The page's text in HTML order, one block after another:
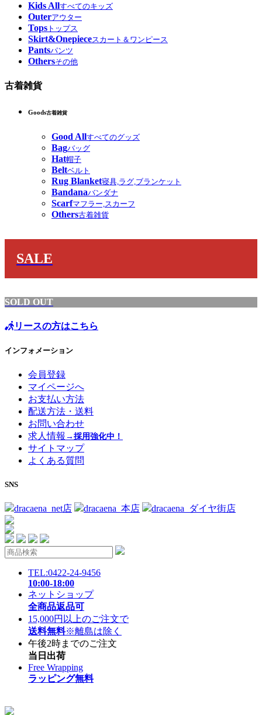
Kids Allすべてのキッズ
Outerアウター
Tops トップス
Skirt&Onepieceスカート＆ワンピース
Pantsパンツ
Othersその他
古着雑貨
Goods古着雑貨
Good Allすべてのグッズ
Bagバッグ
Hat帽子
Beltベルト
Rug Blanket寝具,ラグ,ブランケット
Bandanaバンダナ
Scarfマフラー,スカーフ
Others古着雑貨
SALE
SOLD OUT
リースの方はこちら
インフォメーション
会員登録
マイページへ
お支払い方法
配送方法・送料
お問い合わせ
求人情報 →採用強化中！
サイトマップ
よくある質問
SNS
dracaena_net店 dracaena_本店 dracaena_ダイヤ街店
TEL:0422-24-9456
10:00-18:00
ネットショップ
全商品返品可
15,000円以上のご注文で
送料無料※離島は除く
午後2時までのご注文
当日出荷
Free Wrapping
ラッピング無料